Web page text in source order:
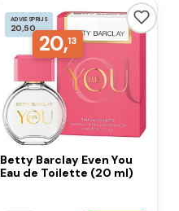
ADVIESPRIJS
20,50
20,13
Betty Barclay Even You
Eau de Toilette (20 ml)